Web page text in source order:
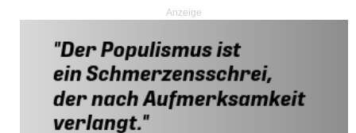
Anzeige